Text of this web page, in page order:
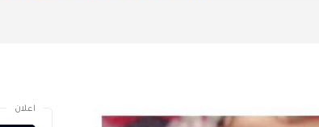
اعلان